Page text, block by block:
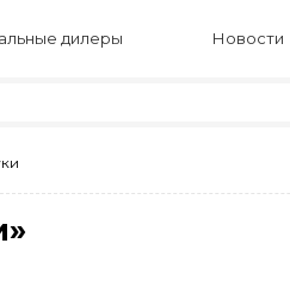
дилеры Новости